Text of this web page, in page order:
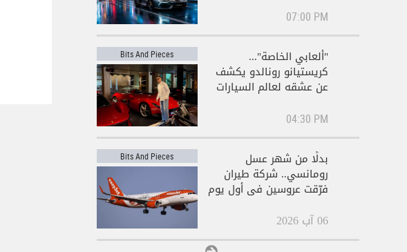
07:00 PM
Bits And Pieces "ألعابي الخاصة"...
كريستيانو رونالدو يكشف
عن عشقه لعالم السيارات
04:30 PM
Bits And Pieces بدلًا من شهر عسل
رومانسي.. شركة طيران
فرّقت عروسين في أول يوم
06 آب 2026